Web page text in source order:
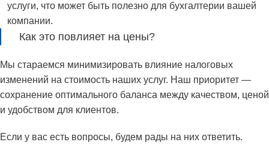
услуги, что может быть полезно для бухгалтерии вашей
компании.
Как это повлияет на цены?
Мы стараемся минимизировать влияние налоговых
изменений на стоимость наших услуг. Наш приоритет —
сохранение оптимального баланса между качеством, ценой
и удобством для клиентов.
Если у вас есть вопросы, будем рады на них ответить.